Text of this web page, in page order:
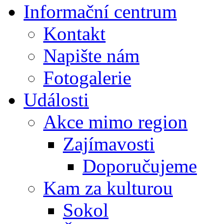
Informační centrum
Kontakt
Napište nám
Fotogalerie
Události
Akce mimo region
Zajímavosti
Doporučujeme
Kam za kulturou
Sokol